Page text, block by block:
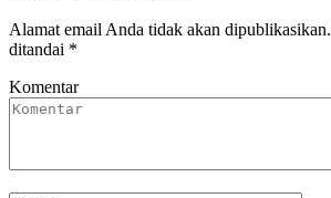
Alamat email Anda tidak akan dipublikasikan.
ditandai *
Komentar